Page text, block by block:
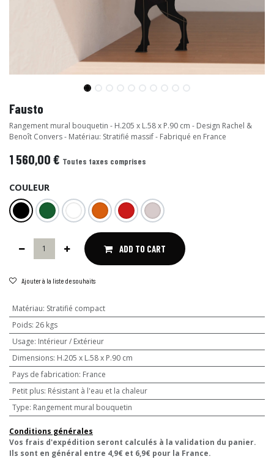
Fausto
Rangement mural bouquetin - H.205 x L.58 x P.90 cm - Design Rachel &
Benoît Convers - Matériau: Stratifié massif - Fabriqué en France
1 560,00€ Toutes taxes comprises
COULEUR
ADD TO CART
Ajouter à la liste de souhaits
Matériau: Stratifié compact
Poids: 26 kgs
Usage: Intérieur / Extérieur
Dimensions: H.205 x L.58 x P.90 cm
Pays de fabrication: France
Petit plus: Résistant à l'eau et la chaleur
Type: Rangement mural bouquetin
Conditions générales
Vos frais d'expédition seront calculés à la validation du panier.
Ils sont en général entre 4,9€ et 6,9€ pour la France.